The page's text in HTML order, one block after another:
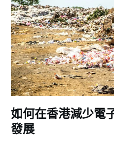
如何在香港減少電
發展